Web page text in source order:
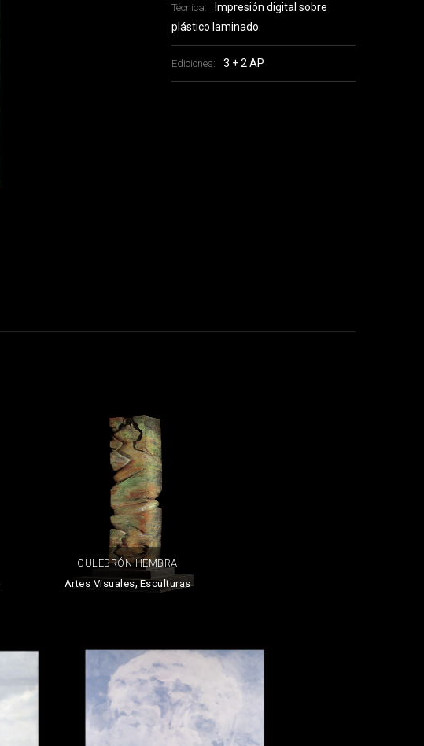
Técnica:
Impresión digital sobre
plástico laminado.
Ediciones: 3 + 2 AP
CULEBRÓN HEMBRA
Artes Visuales,Esculturas